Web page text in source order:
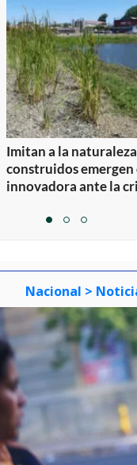
Imitan a la
construidos emergen
innovadora ante la
itemitemitem
Nacional >